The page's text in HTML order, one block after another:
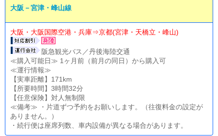
大阪－宮津・峰山線
大阪・大阪国際空港・兵庫⇒京都(宮津・天橋立・峰山)
阪急観光バス／丹後海陸交通
≪購入可能日≫ 1ヶ月前（前月の同日）から購入可
≪運行情報≫
【実車距離】171km
【所要時間】3時間32分
【任意保険】対人無制限
≪備考≫ ・片道ずつ予約をお願いします。（往復料金の設定が
ありません。）
・続行便は座席列数、車内設備が異なる場合があります。